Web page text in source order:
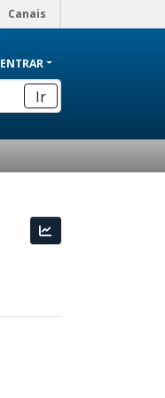
Canais
ENTRAR
Ir